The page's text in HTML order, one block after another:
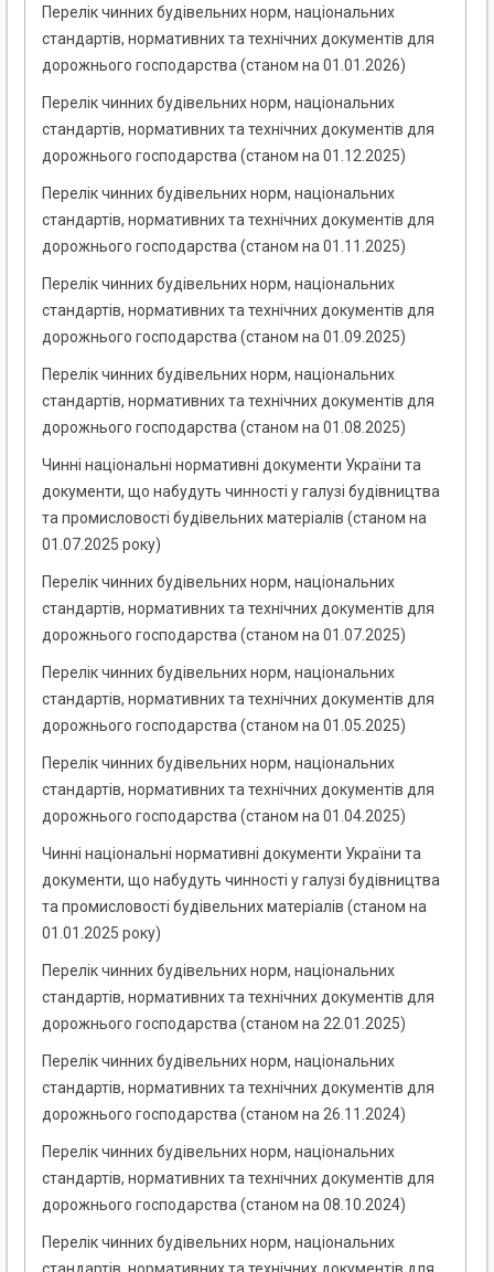
Перелік чинних будівельних норм, національних
стандартів, нормативних та технічних документів для
дорожнього господарства (станом на 01.01.2026)
Перелік чинних будівельних норм, національних
стандартів, нормативних та технічних документів для
дорожнього господарства (станом на 01.12.2025)
Перелік чинних будівельних норм, національних
стандартів, нормативних та технічних документів для
дорожнього господарства (станом на 01.11.2025)
Перелік чинних будівельних норм, національних
стандартів, нормативних та технічних документів для
дорожнього господарства (станом на 01.09.2025)
Перелік чинних будівельних норм, національних
стандартів, нормативних та технічних документів для
дорожнього господарства (станом на 01.08.2025)
Чинні національні нормативні документи України та
документи, що набудуть чинності у галузі будівництва
та промисловості будівельних матеріалів (станом на
01.07.2025 року)
Перелік чинних будівельних норм, національних
стандартів, нормативних та технічних документів для
дорожнього господарства (станом на 01.07.2025)
Перелік чинних будівельних норм, національних
стандартів, нормативних та технічних документів для
дорожнього господарства (станом на 01.05.2025)
Перелік чинних будівельних норм, національних
стандартів, нормативних та технічних документів для
дорожнього господарства (станом на 01.04.2025)
Чинні національні нормативні документи України та
документи, що набудуть чинності у галузі будівництва
та промисловості будівельних матеріалів (станом на
01.01.2025 року)
Перелік чинних будівельних норм, національних
стандартів, нормативних та технічних документів для
дорожнього господарства (станом на 22.01.2025)
Перелік чинних будівельних норм, національних
стандартів, нормативних та технічних документів для
дорожнього господарства (станом на 26.11.2024)
Перелік чинних будівельних норм, національних
стандартів, нормативних та технічних документів для
дорожнього господарства (станом на 08.10.2024)
Перелік чинних будівельних норм, національних